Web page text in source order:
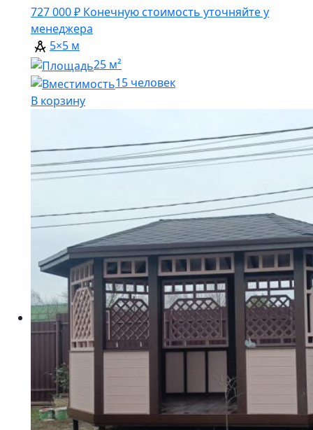
727 000₽ Конечную стоимость уточняйте у
менеджера
5×5 м
25 м²
15 человек
В корзину